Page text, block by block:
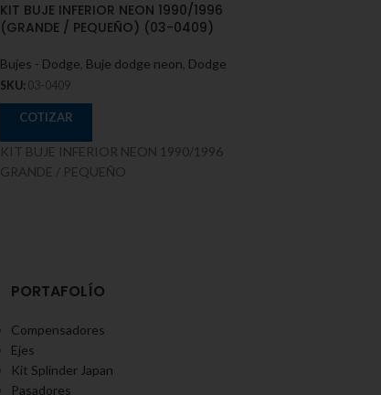
KIT BUJE INFERIOR NEON 1990/1996
(GRANDE / PEQUEÑO) (03-0409)
Bujes - Dodge, Buje dodge neon, Dodge
SKU: 03-0409
COTIZAR
KIT BUJE INFERIOR NEON 1990/1996
GRANDE / PEQUEÑO
PORTAFOLÍO
Compensadores
Ejes
Kit Splinder Japan
Pasadores